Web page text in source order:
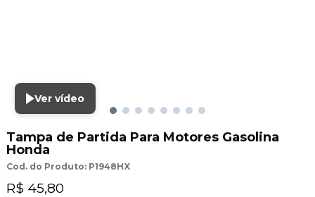
Ver vídeo
Tampa de Partida Para Motores Gasolina
Honda
Cod. do Produto: P1948HX
R$ 45,80